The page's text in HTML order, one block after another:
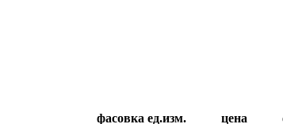
фасовка ед.изм. цена